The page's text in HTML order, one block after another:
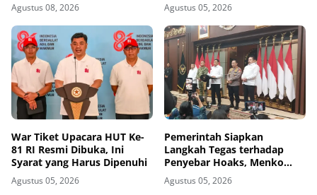
Agustus 08, 2026 Agustus 05, 2026
War Tiket Upacara HUT Ke-
81 RI Resmi Dibuka, Ini
Syarat yang Harus Dipenuhi
Agustus 05, 2026
Pemerintah Siapkan
Langkah Tegas terhadap
Penyebar Hoaks, Menko
Polkam Beri Peringatan
Keras
Agustus 05, 2026